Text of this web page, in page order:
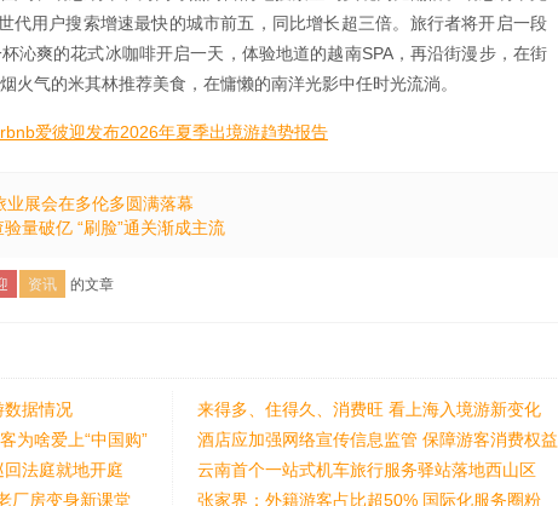
代用户搜索增速最快的城市前五，同比增长超三倍。旅行者将开启一段
沁爽的花式冰咖啡开启一天，体验地道的越南SPA，再沿街漫步，在街
火气的米其林推荐美食，在慵懒的南洋光影中任时光流淌。
爱彼迎发布2026年夏季出境游趋势报告
展会在多伦多圆满落幕
量破亿 “刷脸”通关渐成主流
资讯 的文章
数据情况
来得多、住得久、消费旺 看上海入境游新变化
为啥爱上“中国购”
酒店应加强网络宣传信息监管 保障游客消费权益
法庭就地开庭
云南首个一站式机车旅行服务驿站落地西山区
厂房变身新课堂
张家界：外籍游客占比超50% 国际化服务圈粉